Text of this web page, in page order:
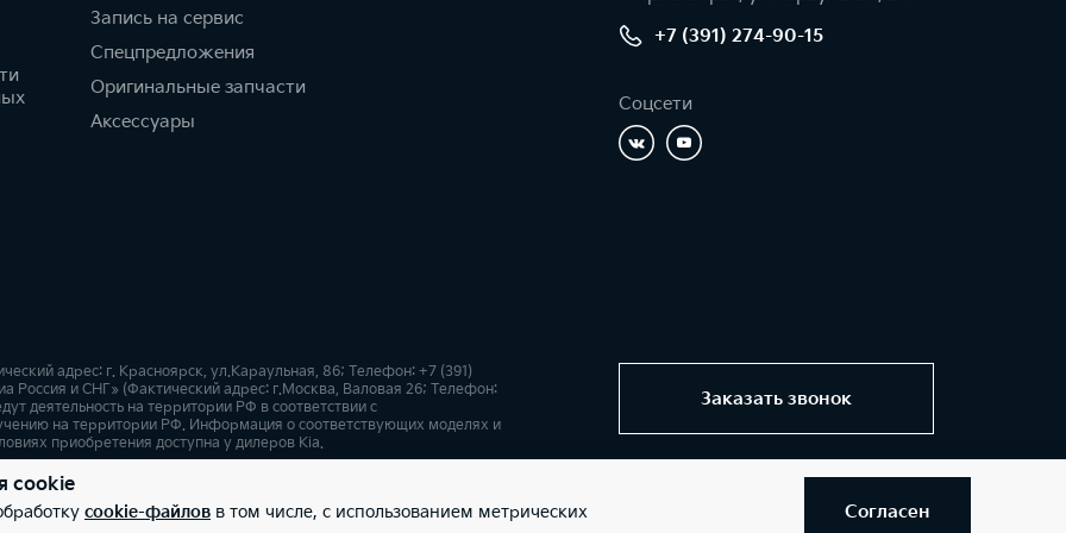
Запись на сервис
Спецпредложения
Оригинальные запчасти
Аксессуары
+7 (391) 274-90-15
Соцсети
Заказать звонок
адрес: г. Красноярск, ул.Караульная, 86; Телефон: +7 (391)
и СНГ» (Фактический адрес: г.Москва, Валовая 26; Телефон:
деятельность на территории РФ в соответствии с
на территории РФ. Информация о соответствующих моделях и
приобретения доступна у дилеров Kia.
Карта сайта
cookie
cookie-файлов в том числе, с использованием метрических
Согласен